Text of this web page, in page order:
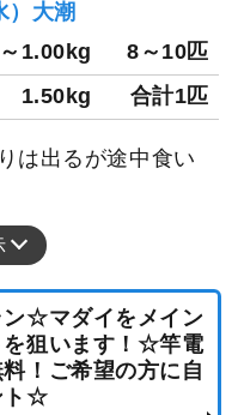
）大潮
1.00kg 8～10匹
1.50kg 合計1匹
は出るが途中食い
ン☆マダイをメイン
を狙います！☆竿電
！ご希望の方に自
ト☆